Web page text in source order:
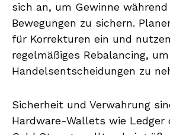
sich an, um Gewinne
Bewegungen zu sichern.
für Korrekturen ein und
regelmäßiges Rebalancing,
Handelsentscheidungen zu
Sicherheit und Verwahrung
Hardware-Wallets wie Ledger